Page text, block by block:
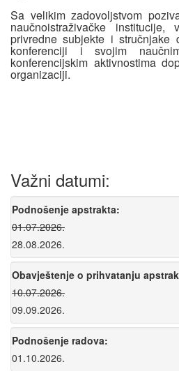
Sa velikim zadovoljstvom
naučnoistraživačke institucije,
privredne subjekte i stručnjake
konferenciji i svojim
konferencijskim aktivnostima
organizaciji.
Važni datumi:
Podnošenje apstrakta:
01.07.2026.
28.08.2026.
Obavještenje o prihvatanju
10.07.2026.
09.09.2026.
Podnošenje radova:
01.10.2026.